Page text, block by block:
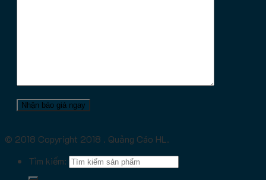
© 2018 Copyright 2018 . Quảng Cáo HL.
Tìm kiếm: